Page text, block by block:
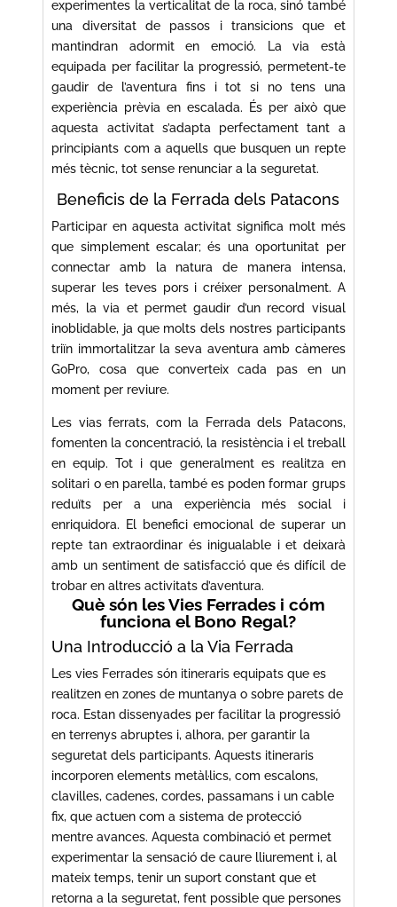
experimentes la verticalitat de la roca, sinó també
una diversitat de passos i transicions que et
mantindran adormit en emoció. La via està
equipada per facilitar la progressió, permetent-te
gaudir de l’aventura fins i tot si no tens una
experiència prèvia en escalada. És per això que
aquesta activitat s’adapta perfectament tant a
principiants com a aquells que busquen un repte
més tècnic, tot sense renunciar a la seguretat.
Beneficis de la Ferrada dels Patacons
Participar en aquesta activitat significa molt més
que simplement escalar; és una oportunitat per
connectar amb la natura de manera intensa,
superar les teves pors i créixer personalment. A
més, la via et permet gaudir d’un record visual
inoblidable, ja que molts dels nostres participants
triïn immortalitzar la seva aventura amb càmeres
GoPro, cosa que converteix cada pas en un
moment per reviure.
Les vias ferrats, com la Ferrada dels Patacons,
fomenten la concentració, la resistència i el treball
en equip. Tot i que generalment es realitza en
solitari o en parella, també es poden formar grups
reduïts per a una experiència més social i
enriquidora. El benefici emocional de superar un
repte tan extraordinar és inigualable i et deixarà
amb un sentiment de satisfacció que és difícil de
trobar en altres activitats d’aventura.
Què són les Vies Ferrades i cóm
funciona el Bono Regal?
Una Introducció a la Via Ferrada
Les vies Ferrades són itineraris equipats que es
realitzen en zones de muntanya o sobre parets de
roca. Estan dissenyades per facilitar la progressió
en terrenys abruptes i, alhora, per garantir la
seguretat dels participants. Aquests itineraris
incorporen elements metàl·lics, com escalons,
clavilles, cadenes, cordes, passamans i un cable
fix, que actuen com a sistema de protecció
mentre avances. Aquesta combinació et permet
experimentar la sensació de caure lliurement i, al
mateix temps, tenir un suport constant que et
retorna a la seguretat, fent possible que persones